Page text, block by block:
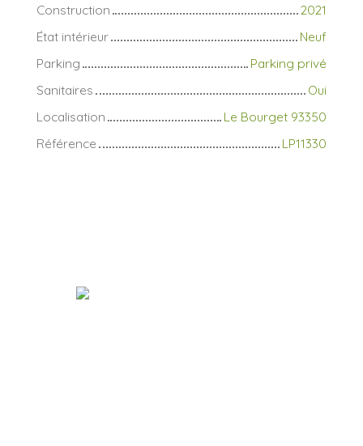
Construction
2021
État intérieur
Neuf
Parking
Parking privé
Sanitaires
Oui
Localisation
Le Bourget 93350
Référence
LP11330